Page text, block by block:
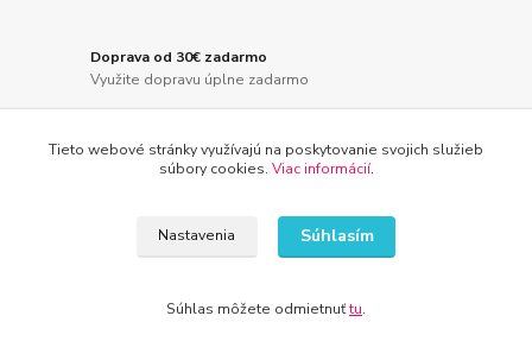
Doprava od 30€ zadarmo
Využite dopravu úplne zadarmo
Značka Kameník Vás presvedčí o kvalite
Predĺžili sme dobu na vrátenie tovaru
Vaša spokojnosť je pre nás prvoradá
Tieto webové stránky využívajú na poskytovanie svojich služieb
súbory cookies. Viac informácií.
Nastavenia Súhlasím
Súhlas môžete odmietnuťtu.